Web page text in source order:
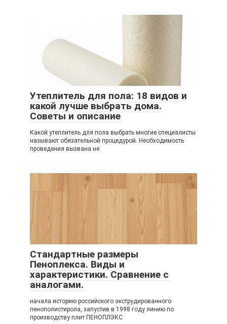
Утеплитель для пола: 18 видов и
какой лучше выбрать дома.
Советы и описание
Какой утеплитель для пола выбрать многие специалисты
называют обязательной процедурой. Необходимость
проведения вызвана не
Стандартные размеры
Пеноплекса. Виды и
характеристики. Сравнение с
аналогами.
начала историю российского экструдированного
пенополистирола, запустив в 1998 году линию по
производству плит ПЕНОПЛЭКС